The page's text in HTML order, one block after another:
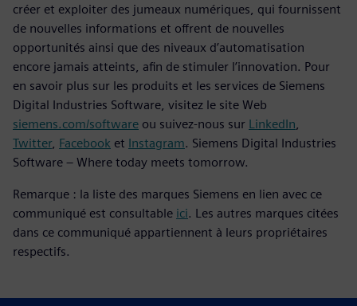
créer et exploiter des jumeaux numériques, qui fournissent
de nouvelles informations et offrent de nouvelles
opportunités ainsi que des niveaux d’automatisation
encore jamais atteints, afin de stimuler l’innovation. Pour
en savoir plus sur les produits et les services de Siemens
Digital Industries Software, visitez le site Web
siemens.com/software ou suivez-nous sur LinkedIn
Twitter, Facebook et Instagram. Siemens Digital Industries
Software – Where today meets tomorrow.
Remarque : la liste des marques Siemens en lien avec ce
communiqué est consultable ici. Les autres marques citées
dans ce communiqué appartiennent à leurs propriétaires
respectifs.